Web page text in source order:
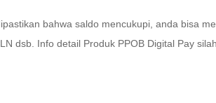
bahwa saldo mencukupi, anda bisa
dsb. Info detail Produk PPOB Digital Pay